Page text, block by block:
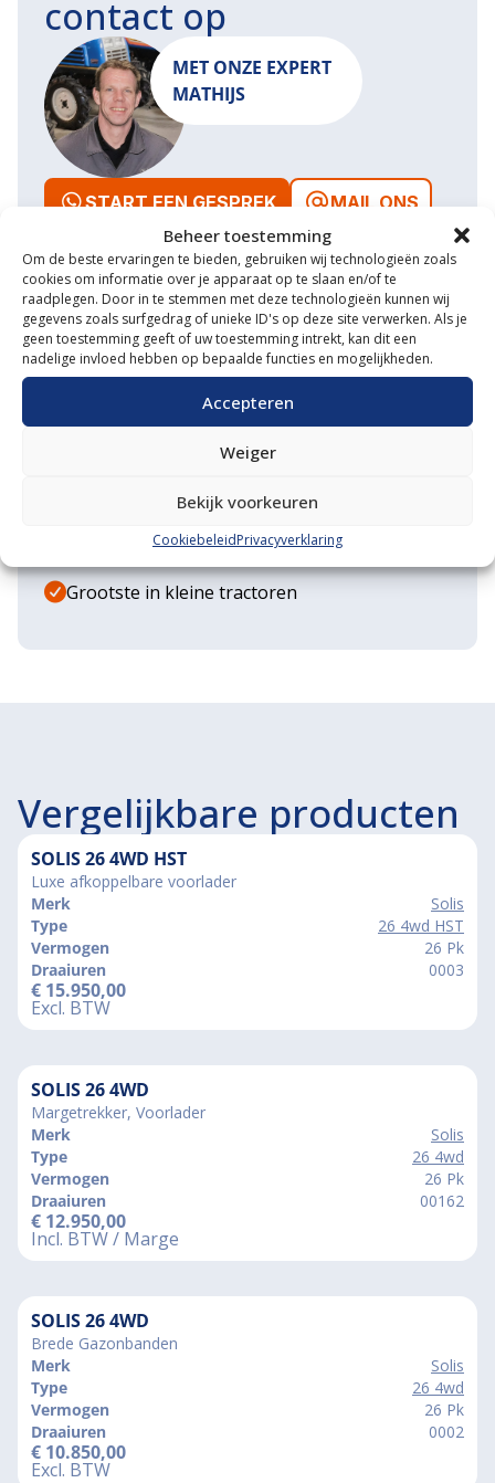
Beheer toestemming
Om de beste ervaringen te bieden, gebruiken wij technologieën zoals
cookies om informatie over je apparaat op te slaan en/of te
raadplegen. Door in te stemmen met deze technologieën kunnen wij
gegevens zoals surfgedrag of unieke ID's op deze site verwerken. Als je
geen toestemming geeft of uw toestemming intrekt, kan dit een
nadelige invloed hebben op bepaalde functies en mogelijkheden.
Accepteren
Weiger
Bekijk voorkeuren
CookiebeleidPrivacyverklaring
contact op
MET ONZE EXPERT
MATHIJS
START EEN GESPREK MAIL ONS
Waarom VM Service
Uitgebreide showroom
Eigen transportservice
Gespecialiseerde werkplaats
Diverse aanbouwwerktuigen
Grote voorraad minitrekkers
Grootste in kleine tractoren
Vergelijkbare producten
SOLIS 26 4WD HST
Luxe afkoppelbare voorlader
Merk
Solis
Type
26 4wd HST
Vermogen
26 Pk
Draaiuren
0003
€ 15.950,00
Excl. BTW
SOLIS 26 4WD
Margetrekker, Voorlader
Merk
Solis
Type
26 4wd
Vermogen
26 Pk
Draaiuren
00162
€ 12.950,00
Incl. BTW / Marge
SOLIS 26 4WD
Brede Gazonbanden
Merk
Solis
Type
26 4wd
Vermogen
26 Pk
Draaiuren
0002
€ 10.850,00
Excl. BTW